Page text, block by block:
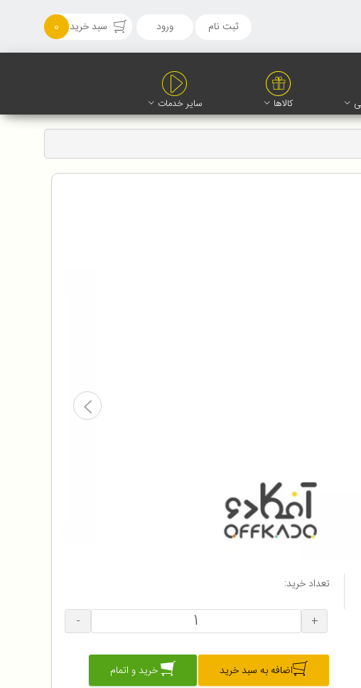
ثبت نام ورود سبد خرید 0
کالاها سایر خدمات
تعداد خرید:
+
-
اضافه به سبد خرید خرید و اتمام